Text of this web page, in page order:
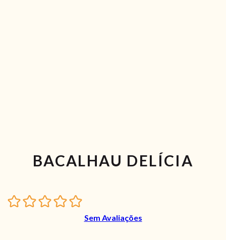
BACALHAU DELÍCIA
Sem Avaliações